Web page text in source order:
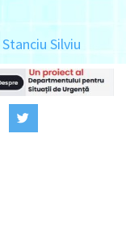
Stanciu Silviu